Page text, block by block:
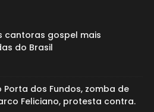
cantoras gospel mais
do Brasil
Porta dos Fundos, zomba de
Feliciano, protesta contra.